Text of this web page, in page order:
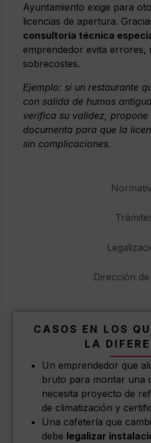
Dirección
Ayuntamiento exige para
licencias de apertura.
consultoría técnica
emprendedor evita errores,
sobrecostes.
Ejemplo: si un restaurante
con salida de humos
verifica su validez, propone
documenta para que la
sin complicaciones.
CASOS EN LOS
LA
Un emprendedor que
bruto para montar una
necesita proyecto de
de climatización y
Una cafetería que
debe legalizar